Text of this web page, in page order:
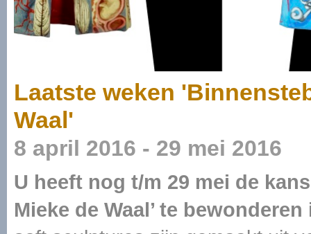
Laatste weken
Waal'
8 april 2016 - 29 mei 2016
U heeft nog t/m 29 mei de
Mieke de Waal’ te